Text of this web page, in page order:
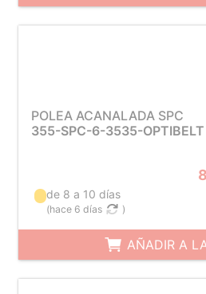
POLEA ACANALADA SPC
355-SPC-6-3535-OPTIBELT
de 8 a 10 días
(hace 6 días )
AÑADIR A